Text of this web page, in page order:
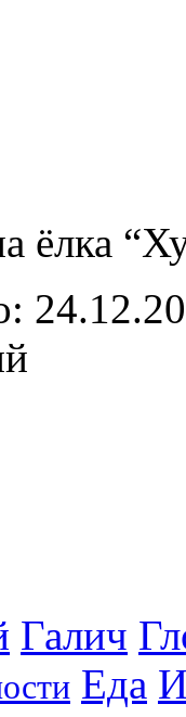
ёлка
Галич
Еда